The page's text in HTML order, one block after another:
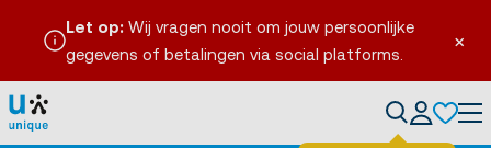
×
Let op: Wij vragen nooit om jouw persoonlijke
gegevens of betalingen via social platforms.